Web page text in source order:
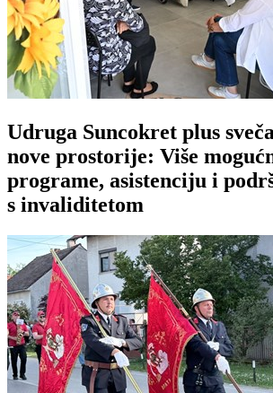
Udruga Suncokret plus
nove prostorije: Više
programe, asistenciju i
s invaliditetom